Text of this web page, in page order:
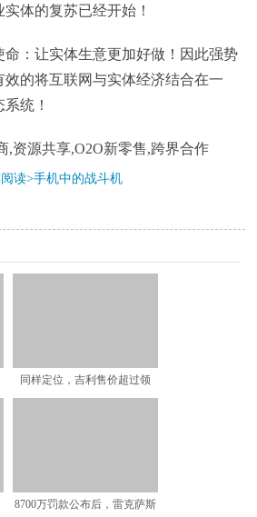
体的复苏已经开始！
命：让实体生意更加好做！因此强势
的将互联网与实体经济结合在一
统！
,资源共享,O2O新零售,跨界合作
读>手机中的战斗机
同样定位，吉利售价超过领
8700万罚款公布后，雷克萨斯